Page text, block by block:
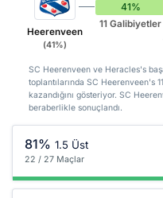
Heerenveen
(41%)
41%
11 Galibiyetler
SC Heerenveen ve Heracles's
toplantılarında SC Heerenveen's
kazandığını gösteriyor. SC
beraberlikle sonuçlandı.
81% 1.5 Üst
22 / 27 Maçlar